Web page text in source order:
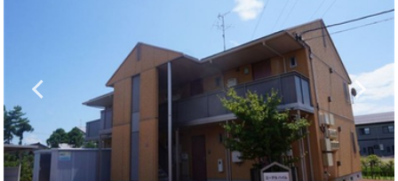
Previous